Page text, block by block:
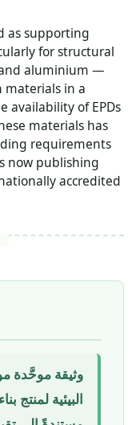
as supporting
for structural
aluminium —
in a
availability of EPDs
materials has
requirements
now publishing
accredited
وثيقة موحَّدة
البيئية لمنتج